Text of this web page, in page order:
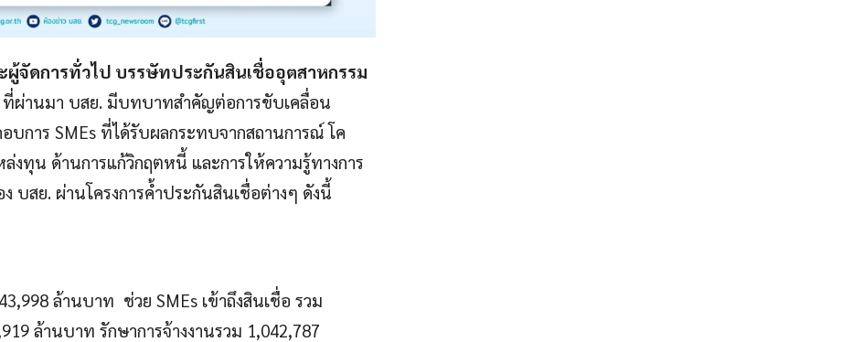
ผู้จัดการทั่วไป บรรษัทประกันสินเชื่ออุตสาหกรรม
ที่ผ่านมา บสย. มีบทบาทสำคัญต่อการขับเคลื่อน
บการ SMEs ที่ได้รับผลกระทบจากสถานการณ์ โค
น ด้านการแก้วิกฤตหนี้ และการให้ความรู้ทางการ
บสย. ผ่านโครงการค้ำประกันสินเชื่อต่างๆ ดังนี้
ล้านบาท ช่วย SMEs เข้าถึงสินเชื่อ รวม
ล้านบาท รักษาการจ้างงานรวม 1,042,787